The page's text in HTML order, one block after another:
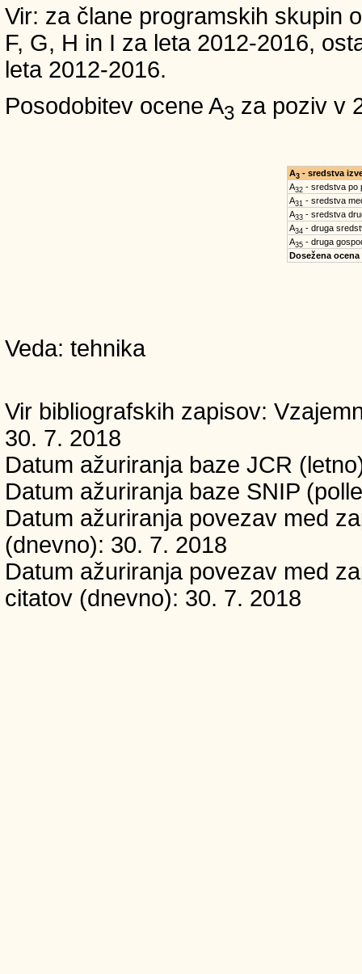
Vir: za člane programskih skupin
F, G, H in I za leta 2012-2016,
leta 2012-2016.
Posodobitev ocene A3 za poziv v
A3- sredstva
A32- sredstva po
A31 - sredstva
A33- sredstva
A34 - druga
A35- druga
Dosežena ocena
Veda: tehnika
Vir bibliografskih zapisov:
30. 7. 2018
Datum ažuriranja baze JCR
Datum ažuriranja baze SNIP
Datum ažuriranja povezav med
(dnevno): 30. 7. 2018
Datum ažuriranja povezav med
citatov (dnevno): 30. 7. 2018